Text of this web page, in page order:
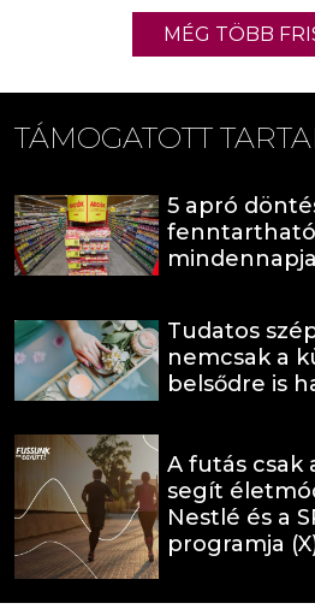
MÉG TÖBB
TÁMOGATOTT
5 apró
Tudatos
nemcsak a
belsődre is
A futás csak
segít
Nestlé és a
programja